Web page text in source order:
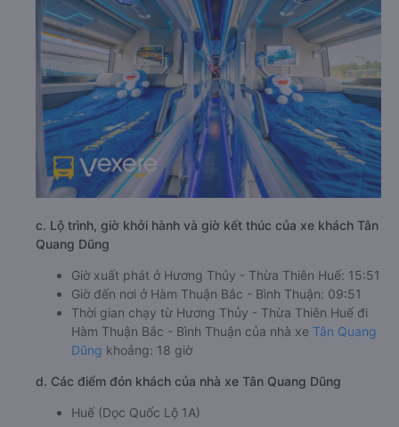
c. Lộ trình, giờ khởi hành và giờ kết thúc của xe khách Tân
Quang Dũng
Giờ xuất phát ở Hương Thủy - Thừa Thiên Huế: 15:51
Giờ đến nơi ở Hàm Thuận Bắc - Bình Thuận: 09:51
Thời gian chạy từ Hương Thủy - Thừa Thiên Huế đi
Hàm Thuận Bắc - Bình Thuận của nhà xe Tân Quang
Dũng khoảng: 18 giờ
d. Các điểm đón khách của nhà xe Tân Quang Dũng
Huế (Dọc Quốc Lộ 1A)